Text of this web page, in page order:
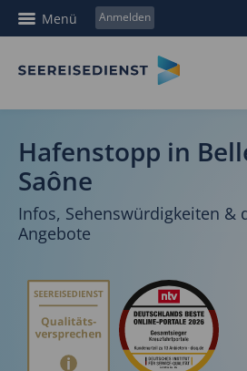
Menü Anmelden
Hafenstopp in
Saône
Infos, Sehenswürdigkeiten &
Angebote